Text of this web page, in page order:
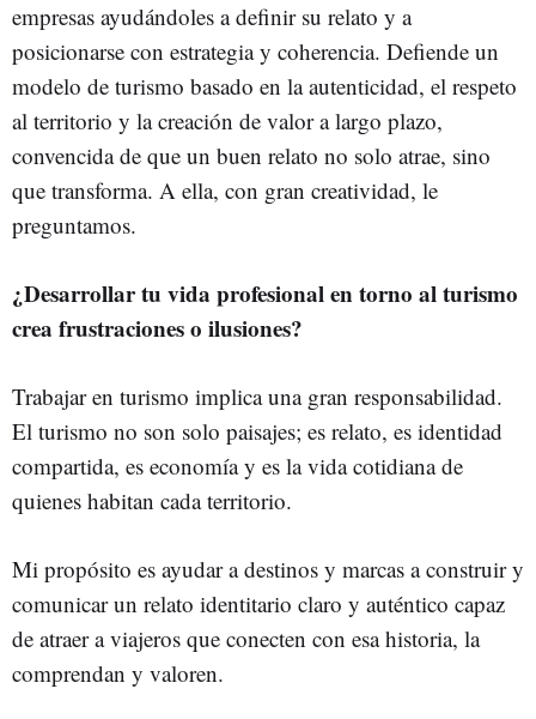
empresas ayudándoles a definir su relato y a
posicionarse con estrategia y coherencia. Defiende un
modelo de turismo basado en la autenticidad, el respeto
al territorio y la creación de valor a largo plazo,
convencida de que un buen relato no solo atrae, sino
que transforma. A ella, con gran creatividad, le
preguntamos.
¿Desarrollar tu vida profesional en torno al turismo
crea frustraciones o ilusiones?
Trabajar en turismo implica una gran responsabilidad.
El turismo no son solo paisajes; es relato, es identidad
compartida, es economía y es la vida cotidiana de
quienes habitan cada territorio.
Mi propósito es ayudar a destinos y marcas a construir y
comunicar un relato identitario claro y auténtico capaz
de atraer a viajeros que conecten con esa historia, la
comprendan y valoren.